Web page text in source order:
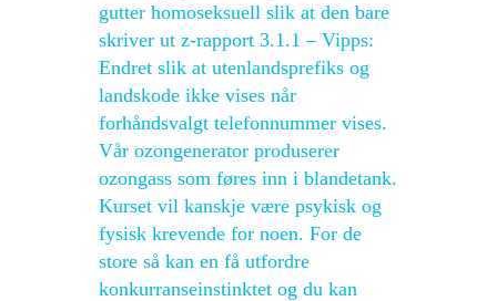
gutter homoseksuell slik at den bare
skriver ut z-rapport 3.1.1 – Vipps:
Endret slik at utenlandsprefiks og
landskode ikke vises når
forhåndsvalgt telefonnummer vises.
Vår ozongenerator produserer
ozongass som føres inn i blandetank.
Kurset vil kanskje være psykisk og
fysisk krevende for noen. For de
store så kan en få utfordre
konkurranseinstinktet og du kan